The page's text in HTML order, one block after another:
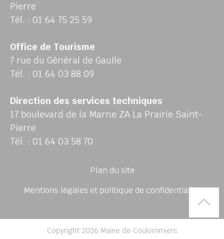
Pierre
Tél. : 01 64 75 25 59
Office de Tourisme
7 rue du Général de Gaulle
Tél. : 01 64 03 88 09
Direction des services techniques
17 boulevard de la Marne ZA La Prairie Saint-
Pierre
Tél. : 01 64 03 58 70
Plan du site
Mentions légales et politique de confidentialité
Copyright 2026 Mairie de Coulommiers